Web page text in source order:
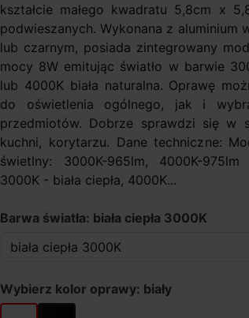
kształcie małego kwadratu 5,8cm x
podwieszanych. Wykonana z aluminium
lub czarnym, posiada zintegrowany
mocy 8W emitując światło w barwie
lub 4000K biała naturalna. Oprawę
do oświetlenia ogólnego, jak i
przedmiotów. Dobrze sprawdzi się w
kuchni, korytarzu. Dane techniczne:
świetlny: 3000K-965lm, 4000K-975lm
3000K - biała ciepła, 4000K...
Barwa światła: biała ciepła 3000K
Wybierz kolor oprawy: biały
biały czarny